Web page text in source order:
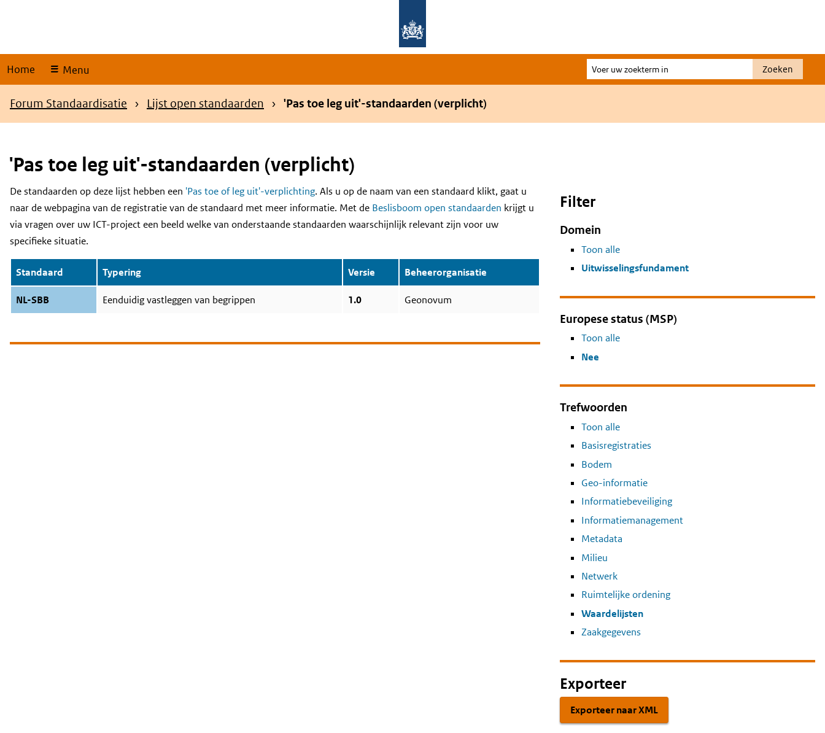
Home Menu
Voer
uw
Zoeken
Kruimelpad
Forum Standaardisatie Lijst open standaarden 'Pas toe leg uit'-standaarden (verplicht)
'Pas toe leg uit'-standaarden (verplicht)
Content
De standaarden op deze lijst hebben een 'Pas toe of leg uit'-verplichting. Als u op de naam van een standaard klikt, gaat u
naar de webpagina van de registratie van de standaard met meer informatie. Met de Beslisboom open standaarden krijgt u
via vragen over uw ICT-project een beeld welke van onderstaande standaarden waarschijnlijk relevant zijn voor uw
specifieke situatie.
Standaard Typering Versie Beheerorganisatie
NL-SBB Eenduidig vastleggen van begrippen 1.0 Geonovum
Filter
Domein
Toon alle
Uitwisselingsfundament
Europese status (MSP)
Toon alle
Nee
Trefwoorden
Toon alle
Basisregistraties
Bodem
Geo-informatie
Informatiebeveiliging
Informatiemanagement
Metadata
Milieu
Netwerk
Ruimtelijke ordening
Waardelijsten
Zaakgegevens
Exporteer
Exporteer naar XML